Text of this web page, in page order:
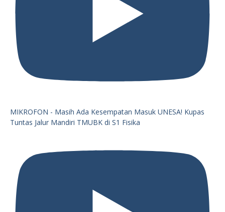
MIKROFON - Masih Ada Kesempatan Masuk UNESA! Kupas
Tuntas Jalur Mandiri TMUBK di S1 Fisika